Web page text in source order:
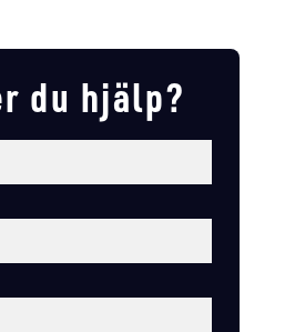
du hjälp?